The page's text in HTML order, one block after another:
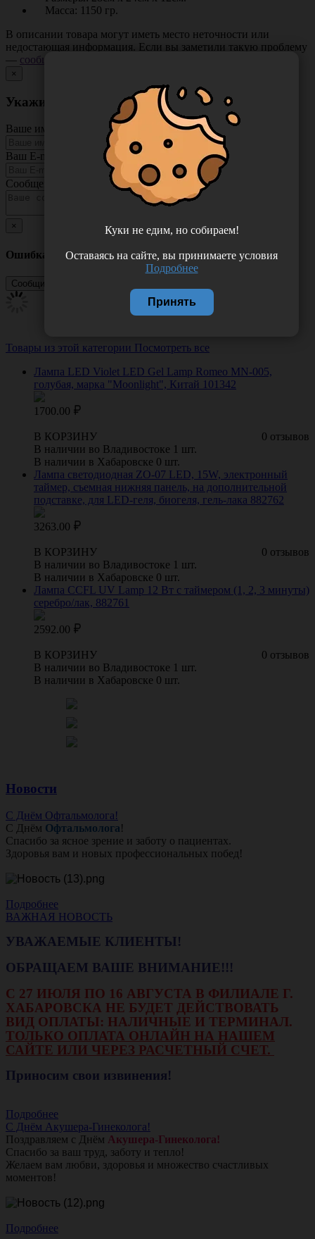
Масса: 1150 гр.
В описании товара могут иметь место неточности или
недостающая информация. Если вы заметили такую проблему
— сообщите нам
×
Укажите неточность в описании товара
Ваше имя
Ваш E-mail
Сообщение
×
Ошибка
Товары из этой категории Посмотреть все
Лампа LED Violet LED Gel Lamp Romeo MN-005,
голубая, марка "Moonlight", Китай 101342
1700.00
0 отзывов
В КОРЗИНУ
В наличии во Владивостоке 1 шт.
В наличии в Хабаровске 0 шт.
Лампа светодиодная ZO-07 LED, 15W, электронный
таймер, съемная нижняя панель, на дополнительной
подставке, для LED-геля, биогеля, гель-лака 882762
3263.00
0 отзывов
В КОРЗИНУ
В наличии во Владивостоке 1 шт.
В наличии в Хабаровске 0 шт.
Лампа CCFL UV Lamp 12 Вт с таймером (1, 2, 3 минуты)
серебро/лак, 882761
2592.00
0 отзывов
В КОРЗИНУ
В наличии во Владивостоке 1 шт.
В наличии в Хабаровске 0 шт.
Новости
С Днём Офтальмолога!
С Днём Офтальмолога!
Спасибо за ясное зрение и заботу о пациентах.
Здоровья вам и новых профессиональных побед!
Подробнее
ВАЖНАЯ НОВОСТЬ
УВАЖАЕМЫЕ КЛИЕНТЫ!
ОБРАЩАЕМ ВАШЕ ВНИМАНИЕ!!!
С 27 ИЮЛЯ ПО 16 АВГУСТА В ФИЛИАЛЕ Г.
ХАБАРОВСКА НЕ БУДЕТ ДЕЙСТВОВАТЬ
ВИД ОПЛАТЫ: НАЛИЧНЫЕ И ТЕРМИНАЛ.
ТОЛЬКО ОПЛАТА ОНЛАЙН НА НАШЕМ
САЙТЕ ИЛИ ЧЕРЕЗ РАСЧЕТНЫЙ СЧЕТ.
Приносим свои извинения!
Подробнее
С Днём Акушера-Гинеколога!
Поздравляем с Днём Акушера-Гинеколога!
Спасибо за ваш труд, заботу и тепло!
Желаем вам любви, здоровья и множество счастливых
моментов!
Подробнее
Куки не едим, но собираем!
Оставаясь на сайте, вы принимаете условия
Подробнее
Принять